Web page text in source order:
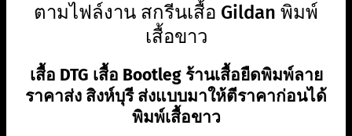
ตามไฟล์งาน สกรีนเสื้อ Gildan พิมพ์
เสื้อขาว
เสื้อ DTG เสื้อ Bootleg ร้านเสื้อยืดพิมพ์ลาย
ราคาส่ง สิงห์บุรี ส่งแบบมาให้ตีราคาก่อนได้
พิมพ์เสื้อขาว